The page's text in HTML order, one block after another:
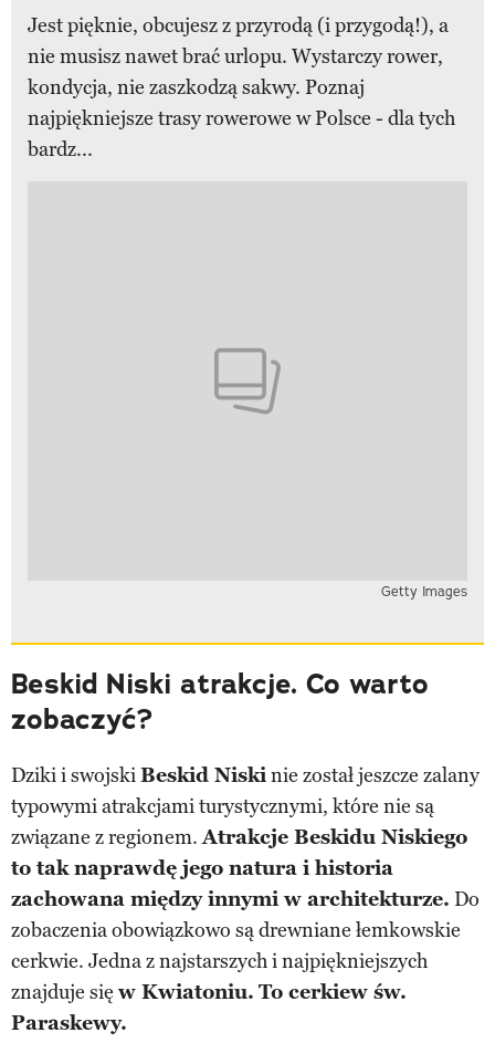
Jest pięknie, obcujesz z przyrodą (i przygodą!), a
nie musisz nawet brać urlopu. Wystarczy rower,
kondycja, nie zaszkodzą sakwy. Poznaj
najpiękniejsze trasy rowerowe w Polsce - dla tych
bardz...
Getty Images
Beskid Niski atrakcje. Co warto
zobaczyć?
Dziki i swojskiBeskid Niskinie został jeszcze zalany
typowymi atrakcjami turystycznymi, które nie są
związane z regionem.Atrakcje Beskidu Niskiego
to tak naprawdę jego natura i historia
zachowana między innymi w architekturze. Do
zobaczenia obowiązkowo są drewniane łemkowskie
cerkwie. Jedna z najstarszych i najpiękniejszych
znajduje się w Kwiatoniu. To cerkiew św.
Paraskewy.